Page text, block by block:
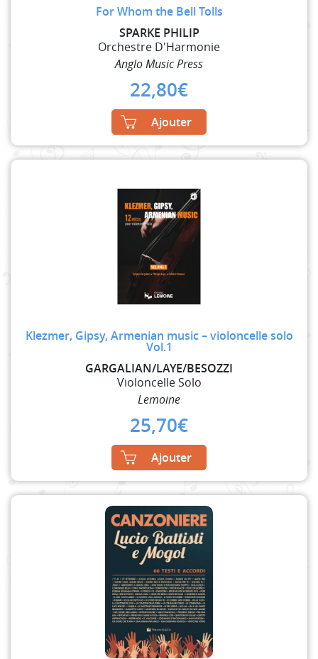
For Whom the Bell Tolls
SPARKE PHILIP
Orchestre D'Harmonie
Anglo Music Press
22,80€
Ajouter
Klezmer, Gipsy, Armenian music – violoncelle solo
Vol.1
GARGALIAN/LAYE/BESOZZI
Violoncelle Solo
Lemoine
25,70€
Ajouter